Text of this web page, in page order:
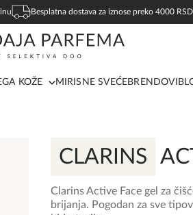
Besplatna dostava za iznose preko 4000 RSD
KOŽE MIRISNE SVEĆEBRENDOVI
CLARINS
Clarins Active Face gel za
brijanja. Pogodan za sve